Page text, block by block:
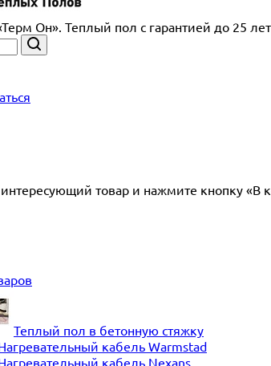
Он». Теплый пол с гарантией до 25 лет
товар и нажмите кнопку «В
Теплый пол в бетонную стяжку
кабель Warmstad
кабель Nexans